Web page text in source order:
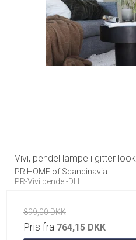
Vivi, pendel lampe i gitter look
PR HOME of Scandinavia
PR-Vivi pendel-DH
899,00 DKK
Pris fra 764,15 DKK